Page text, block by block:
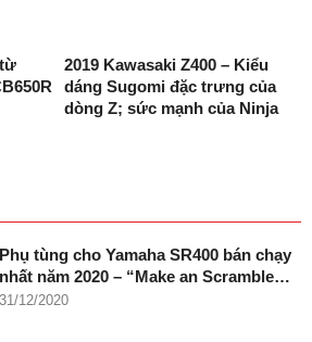
2019 Kawasaki Z400 – Kiểu
dáng Sugomi đặc trưng của
dòng Z; sức mạnh của Ninja
Phụ tùng cho Yamaha SR400 bán chạy
nhất năm 2020 – “Make an Scramble…
31/12/2020